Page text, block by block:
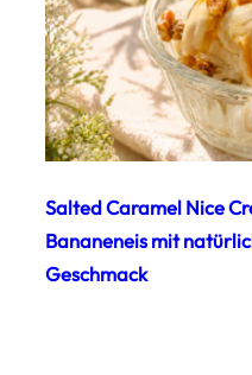
Salted Caramel Nice
Bananeneis mit
Geschmack